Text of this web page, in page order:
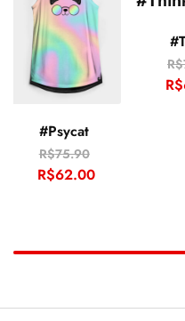
#Psycat
R$75.90
R$62.00
R$
R$